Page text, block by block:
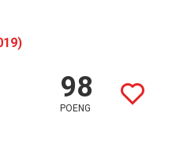
98
POENG